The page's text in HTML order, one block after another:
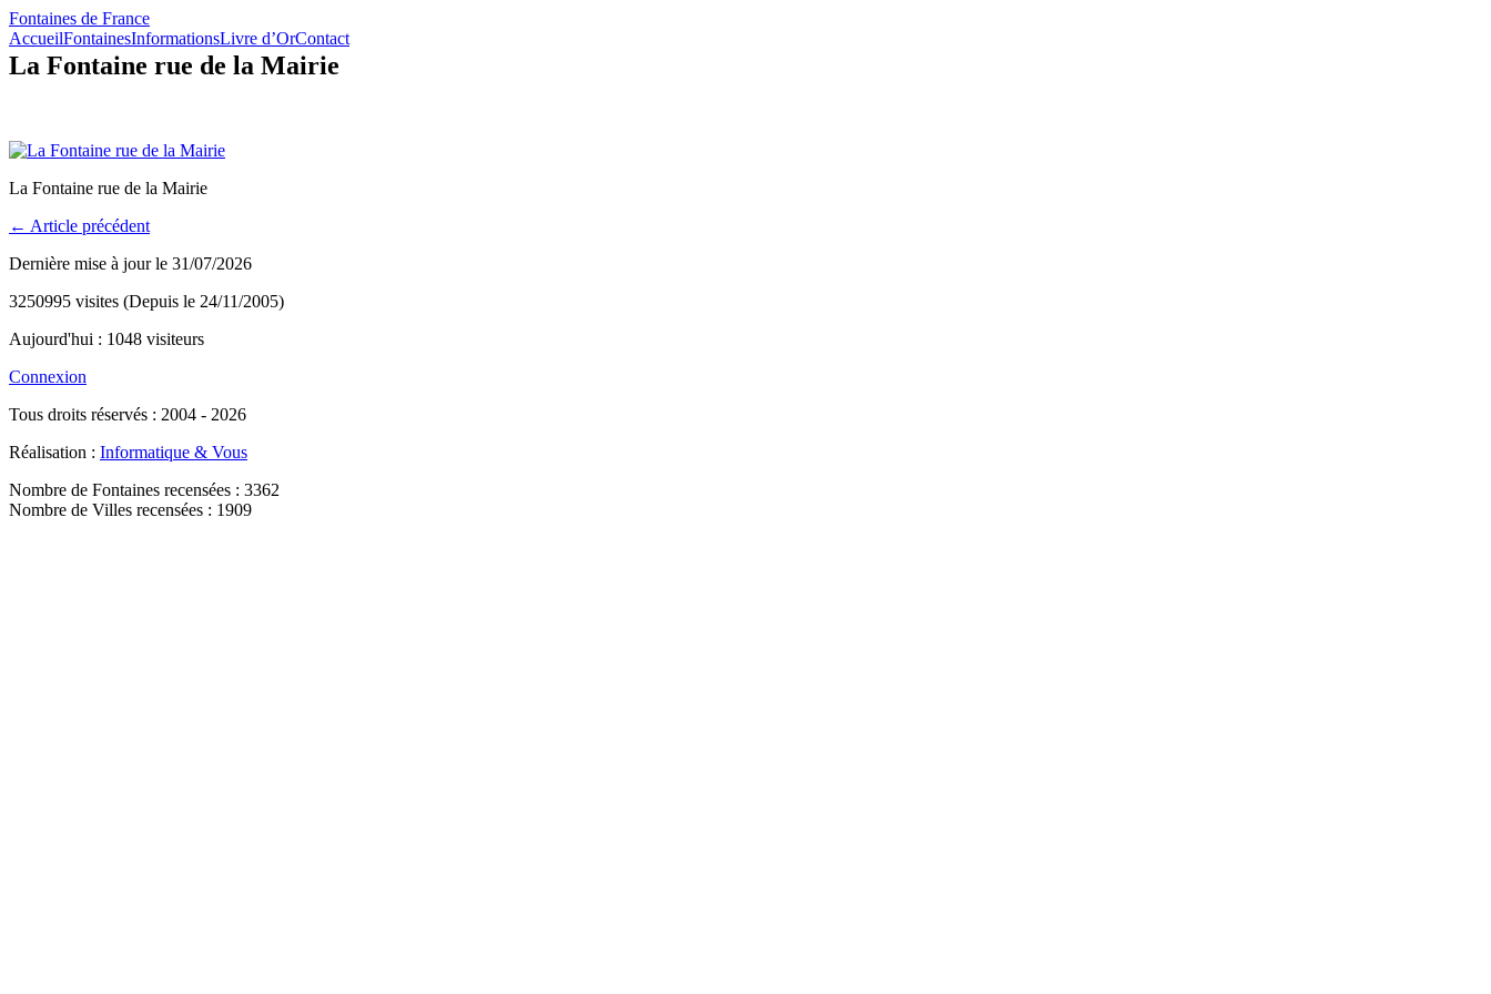
Fontaines de France
AccueilFontainesInformationsLivre d’OrContact
La Fontaine rue de la Mairie
La Fontaine rue de la Mairie
← Article précédent
Dernière mise à jour le 31/07/2026
3250995 visites (Depuis le 24/11/2005)
Aujourd'hui : 1048 visiteurs
Connexion
Tous droits réservés : 2004 - 2026
Réalisation : Informatique & Vous
Nombre de Fontaines recensées : 3362
Nombre de Villes recensées : 1909